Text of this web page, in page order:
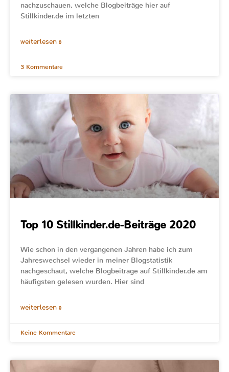
nachzuschauen, welche Blogbeiträge hier auf
Stillkinder.de im letzten
weiterlesen »
3 Kommentare
Top 10 Stillkinder.de-Beiträge 2020
Wie schon in den vergangenen Jahren habe ich zum
Jahreswechsel wieder in meiner Blogstatistik
nachgeschaut, welche Blogbeiträge auf Stillkinder.de am
häufigsten gelesen wurden. Hier sind
weiterlesen »
Keine Kommentare